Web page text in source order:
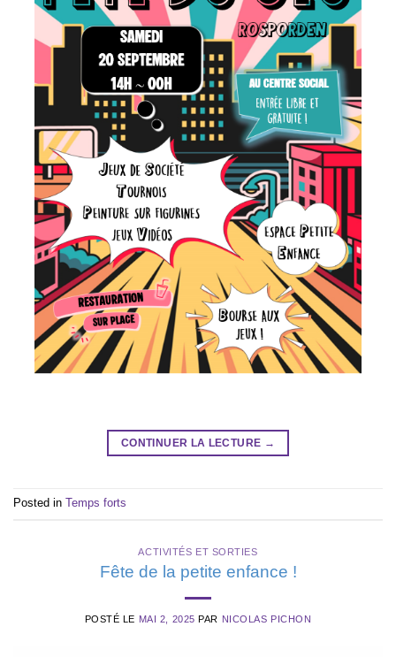
CONTINUER LA LECTURE →
Posted in Temps forts
ACTIVITÉS ET SORTIES
Fête de la petite enfance !
POSTÉ LE MAI 2, 2025 PAR NICOLAS PICHON